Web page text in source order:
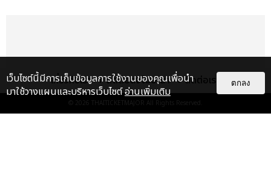
เกี่ยวกับเรา ติดต่อลงโฆษณา ติดต่อเรา
© 2026 THAITICKETMAJOR All Rights Reserved.
เว็บไซต์นี้มีการเก็บข้อมูลการใช้งานของคุณเพื่อนำ
มาใช้วางแผนและบริหารเว็บไซต์อ่านเพิ่มเติม
ตกลง